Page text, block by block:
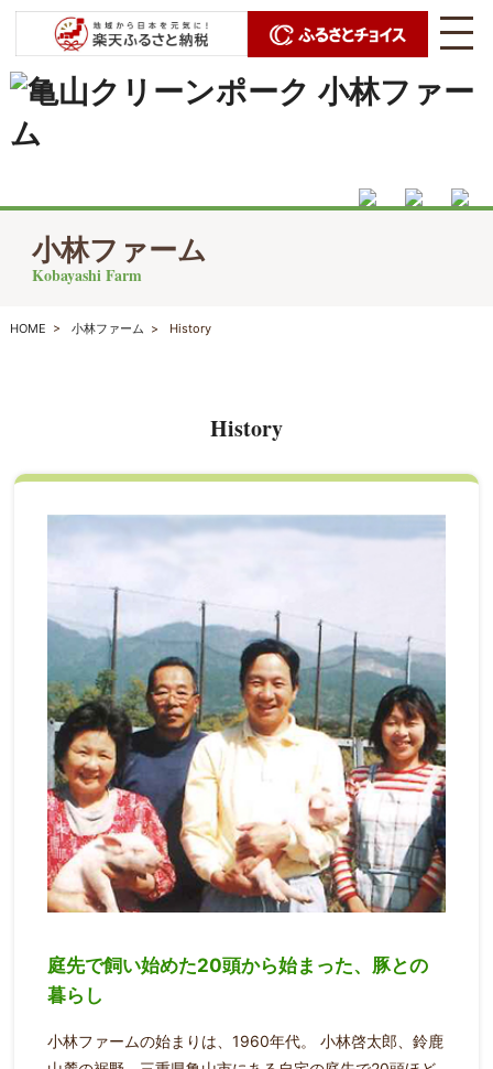
小林ファーム
Kobayashi Farm
HOME > 小林ファーム > History
History
庭先で飼い始めた20頭から始まった、豚との
暮らし
小林ファームの始まりは、1960年代。
小林啓太郎、鈴鹿